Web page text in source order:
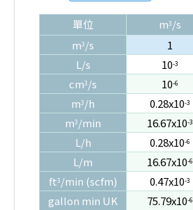
單位 m3/s
m3/s 1
L/s 10-3
cm3/s 10-6
m3/h 0.28x10-3
m3/min 16.67x10-3
L/h
0.28x10-6
L/m 16.67x10-6
ft3/min (scfm) 0.47x10-3
gallon min UK
75.79x10-6